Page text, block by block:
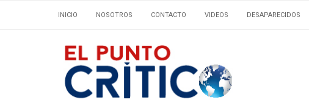
INICIO NOSOTROS CONTACTO VIDEOS DESAPARECIDOS